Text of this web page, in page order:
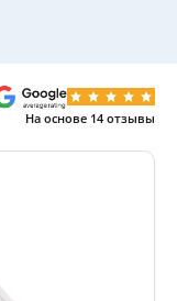
На основе 14 отзывы